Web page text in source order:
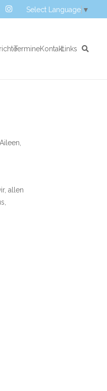
Select Language ▼
TermineKontaktLinks
allen